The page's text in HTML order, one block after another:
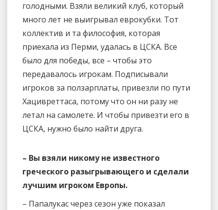
голодными. Взяли великий клуб, который
много лет не выигрывал еврокубки. Тот
коллектив и та философия, которая
приехала из Перми, удалась в ЦСКА. Все
было для победы, все – чтобы это
передавалось игрокам. Подписывали
игроков за ползарплаты, привезли по пути
Хацивреттаса, потому что он ни разу не
летал на самолете. И чтобы привезти его в
ЦСКА, нужно было найти друга.
– Вы взяли никому не известного
греческого разыгрывающего и сделали
лучшим игроком Европы.
– Папалукас через сезон уже показал